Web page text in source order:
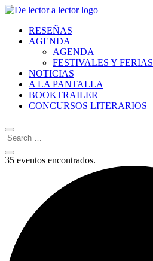
RESEÑAS
AGENDA
AGENDA
FESTIVALES Y FERIAS
NOTICIAS
A LA PANTALLA
BOOKTRAILER
CONCURSOS LITERARIOS
35 eventos encontrados.